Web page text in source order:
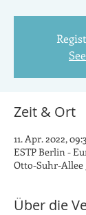
Zeit & Ort
11. Apr. 2022,
ESTP Berlin -
Otto-Suhr-Allee
Über die